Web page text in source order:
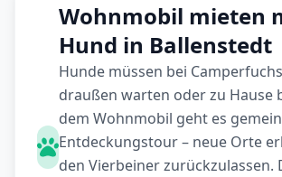
Wohnmobil mieten
Hund in Ballenstedt
Hunde müssen bei
draußen warten oder zu Hause
dem Wohnmobil geht es
Entdeckungstour – neue Orte
den Vierbeiner zurückzulassen.